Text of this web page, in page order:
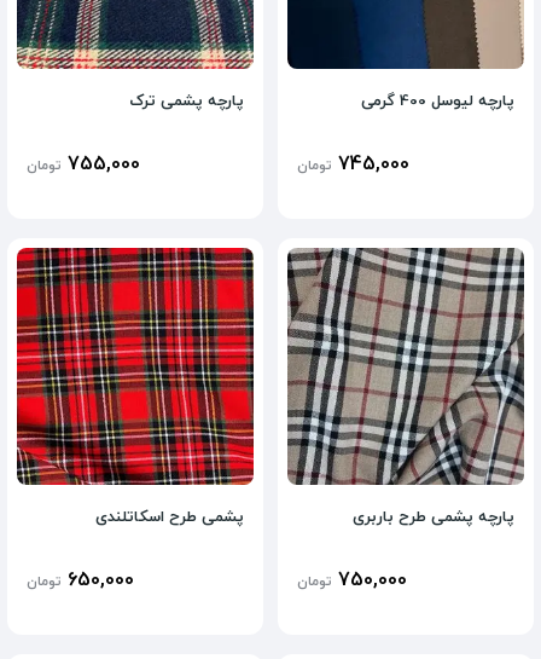
پارچه لیوسل 400 گرمی
745,000 تومان
پارچه پشمی ترک
755,000 تومان
پارچه پشمی طرح باربری
750,000 تومان
پشمی طرح اسکاتلندی
650,000 تومان